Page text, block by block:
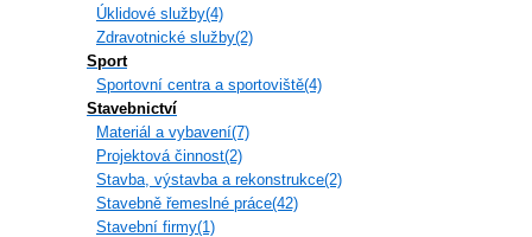
Úklidové služby(4)
Zdravotnické služby(2)
Sport
Sportovní centra a sportoviště(4)
Stavebnictví
Materiál a vybavení(7)
Projektová činnost(2)
Stavba, výstavba a rekonstrukce(2)
Stavebně řemeslné práce(42)
Stavební firmy(1)